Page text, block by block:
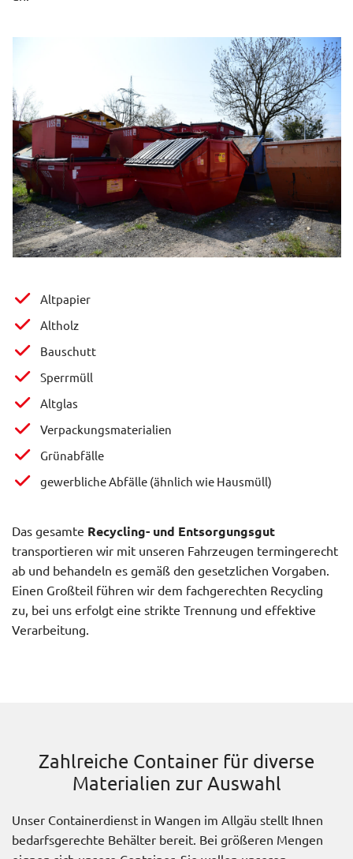
Altpapier
Altholz
Bauschutt
Sperrmüll
Altglas
Verpackungsmaterialien
Grünabfälle
gewerbliche Abfälle (ähnlich wie Hausmüll)
Das gesamte Recycling- und Entsorgungsgut
transportieren wir mit unseren Fahrzeugen termingerecht
ab und behandeln es gemäß den gesetzlichen Vorgaben.
Einen Großteil führen wir dem fachgerechten Recycling
zu, bei uns erfolgt eine strikte Trennung und effektive
Verarbeitung.
Zahlreiche Container für diverse
Materialien zur Auswahl
Unser Containerdienst in Wangen im Allgäu stellt Ihnen
bedarfsgerechte Behälter bereit. Bei größeren Mengen